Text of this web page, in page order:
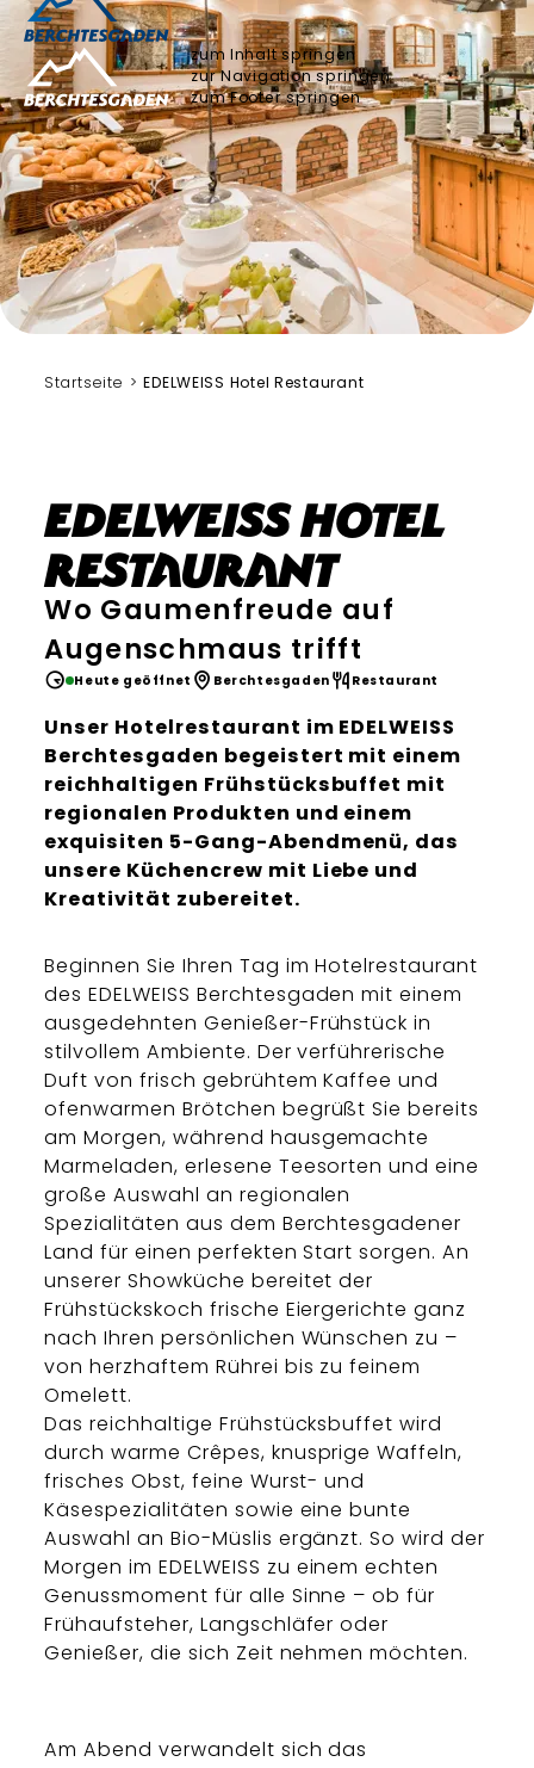
zum Inhalt springen
zur Navigation springen
zum Footer springen
Startseite EDELWEISS Hotel Restaurant
EDELWEISS Hotel
Restaurant
Wo Gaumenfreude auf
Augenschmaus trifft
Heute geöffnet Berchtesgaden Restaurant
Unser Hotelrestaurant im EDELWEISS
Berchtesgaden begeistert mit einem
reichhaltigen Frühstücksbuffet mit
regionalen Produkten und einem
exquisiten 5-Gang-Abendmenü, das
unsere Küchencrew mit Liebe und
Kreativität zubereitet.
Beginnen Sie Ihren Tag im Hotelrestaurant
des EDELWEISS Berchtesgaden mit einem
ausgedehnten Genießer-Frühstück in
stilvollem Ambiente. Der verführerische
Duft von frisch gebrühtem Kaffee und
ofenwarmen Brötchen begrüßt Sie bereits
am Morgen, während hausgemachte
Marmeladen, erlesene Teesorten und eine
große Auswahl an regionalen
Spezialitäten aus dem Berchtesgadener
Land für einen perfekten Start sorgen. An
unserer Showküche bereitet der
Frühstückskoch frische Eiergerichte ganz
nach Ihren persönlichen Wünschen zu –
von herzhaftem Rührei bis zu feinem
Omelett.
Das reichhaltige Frühstücksbuffet wird
durch warme Crêpes, knusprige Waffeln,
frisches Obst, feine Wurst- und
Käsespezialitäten sowie eine bunte
Auswahl an Bio-Müslis ergänzt. So wird der
Morgen im EDELWEISS zu einem echten
Genussmoment für alle Sinne – ob für
Frühaufsteher, Langschläfer oder
Genießer, die sich Zeit nehmen möchten.
Am Abend verwandelt sich das